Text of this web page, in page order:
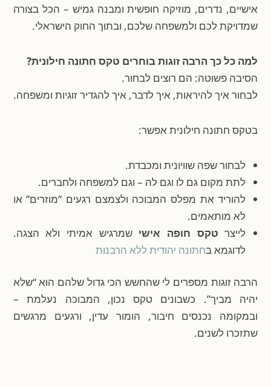
אישיים, נדרים, מוזיקה חופשית ומבנה גמיש – הכל בצורה
שמדויקת לכם ולמשפחה שלכם, ובתוך החוק הישראלי.
למה כל כך הרבה זוגות בוחרים טקס חתונה חילונית?
הסיבה פשוטה: הם רוצים לבחור.
לבחור איך להיראות, איך לדבר, איך להגדיר זוגיות ומשפחה.
בטקס חתונה חילונית אפשר:
לבחור שפה שוויונית ומכבדת.
לתת מקום גם לו וגם לה – וגם למשפחה ולחברים.
להוריד את מפלס המבוכה ולצמצם רגעים “מוזרים” או
לא מותאמים.
לייצר טקס חופה אישישמרגיש אמיתי ולא הצגה.
לדוגמא בחתונה יהודית ללא הרבנות
הרבה זוגות מספרים לי שהחשש הכי גדול שלהם הוא “שלא
יהיה מביך”. כשבונים טקס נכון, המבוכה נעלמת –
ובמקומה נכנסים חיבור, הומור עדין, ורגעים מרגשים
שתזכרו לשנים.